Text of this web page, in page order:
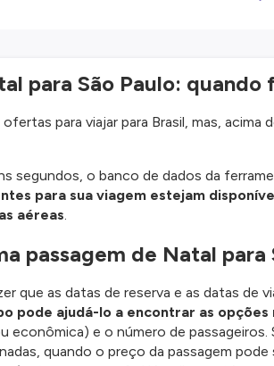
para São Paulo: quando
para viajar para Brasil, mas, acima
segundos, o banco de dados da
para sua viagem estejam
aéreas.
passagem de Natal para
que as datas de reserva e as datas de
pode ajudá-lo a encontrar as opções
e o número de passageiros.
quando o preço da passagem pode